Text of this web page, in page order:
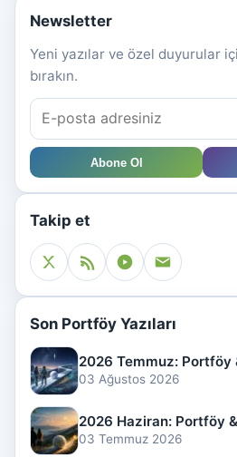
Newsletter
Yeni yazılar ve özel duyurular
bırakın.
Abone Ol
Takip et
Son Portföy Yazıları
2026 Temmuz: Portföy
03 Ağustos 2026
2026 Haziran: Portföy
03 Temmuz 2026